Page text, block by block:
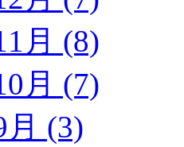
月 (8)
月 (7)
月 (3)